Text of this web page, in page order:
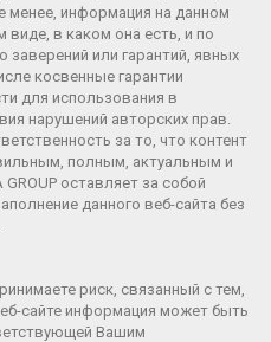
менее, информация на данном
виде, в каком она есть, и по
заверений или гарантий, явных
косвенные гарантии
для использования в
нарушений авторских прав.
за то, что контент
полным, актуальным и
GROUP оставляет за собой
данного веб-сайта без
риск, связанный с тем,
сайте информация может быть
Вашим